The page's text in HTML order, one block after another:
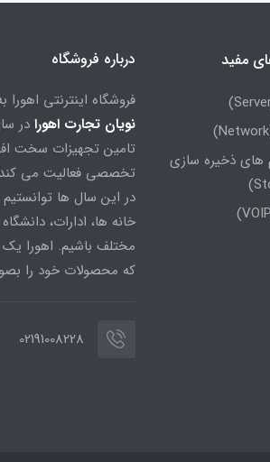
مفید
ذخیره سازی
درباره فروشگاه
فروشگاه اینترنتی
نویان تجارت اهورا
تامین تجهیزات سخت
تخصصی فعالیت می
در این سال ها
خانه ها، ادارات،
مختلف باشیم. اهورا
که محصولات خود را
02191008228